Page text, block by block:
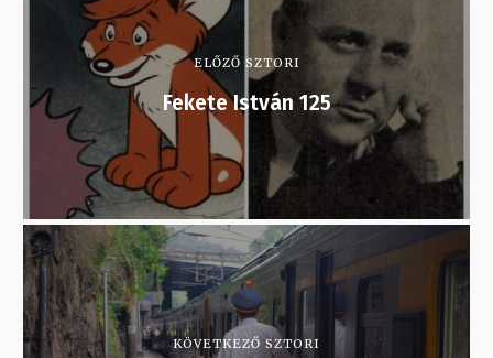
ELŐZŐ SZTORI
Fekete István 125
KÖVETKEZŐ SZTORI